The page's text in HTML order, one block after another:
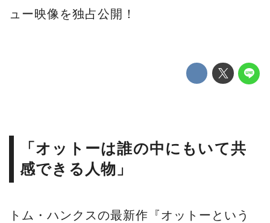
ュー映像を独占公開！
「オットーは誰の中にもいて共
感できる人物」
トム・ハンクスの最新作『オットーという